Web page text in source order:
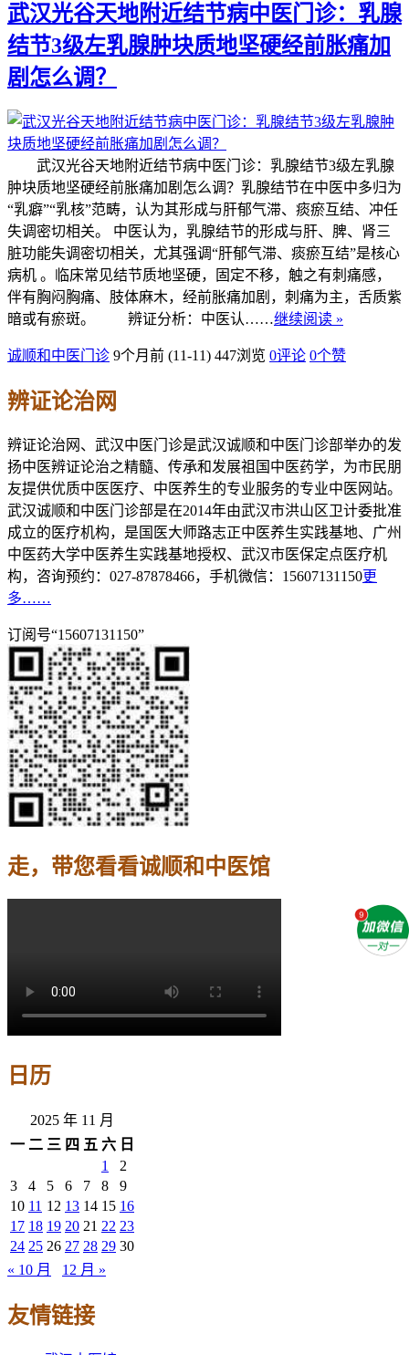
武汉光谷天地附近结节病中医门诊：乳腺
结节3级左乳腺肿块质地坚硬经前胀痛加
剧怎么调？
武汉光谷天地附近结节病中医门诊：乳腺结节3级左乳腺
肿块质地坚硬经前胀痛加剧怎么调？乳腺结节在中医中多归为
“乳癖”“乳核”范畴，认为其形成与肝郁气滞、痰瘀互结、冲任
失调密切相关。 中医认为，乳腺结节的形成与肝、脾、肾三
脏功能失调密切相关，尤其强调“肝郁气滞、痰瘀互结”是核心
病机 。临床常见结节质地坚硬，固定不移，触之有刺痛感，
伴有胸闷胸痛、肢体麻木，经前胀痛加剧，刺痛为主，舌质紫
暗或有瘀斑。 辨证分析：中医认……继续阅读 »
诚顺和中医门诊 9个月前 (11-11) 447浏览 0评论 0个赞
辨证论治网
辨证论治网、武汉中医门诊是武汉诚顺和中医门诊部举办的发
扬中医辨证论治之精髓、传承和发展祖国中医药学，为市民朋
友提供优质中医医疗、中医养生的专业服务的专业中医网站。
武汉诚顺和中医门诊部是在2014年由武汉市洪山区卫计委批准
成立的医疗机构，是国医大师路志正中医养生实践基地、广州
中医药大学中医养生实践基地授权、武汉市医保定点医疗机
构，咨询预约：027-87878466，手机微信：15607131150更
多……
订阅号“15607131150”
走，带您看看诚顺和中医馆
日历
2025 年 11 月
一 二 三 四 五 六 日
1
2
3
4 5 6 7 8
9
10 11 12 13 14 15 16
17 18 19 20 21 22 23
24 25 26 27 28 29 30
« 10 月
12 月 »
友情链接